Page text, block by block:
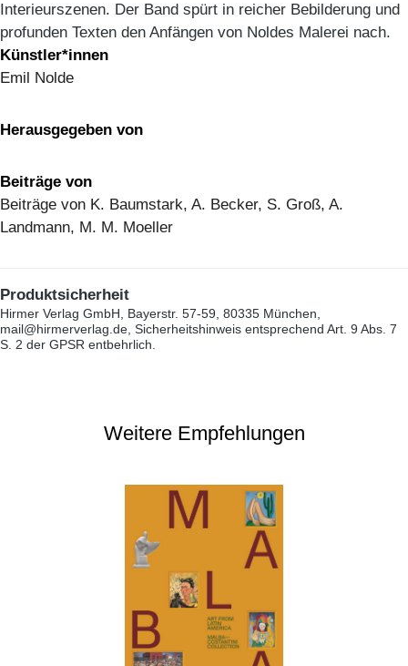
Interieurszenen. Der Band spürt in reicher Bebilderung und
profunden Texten den Anfängen von Noldes Malerei nach.
Künstler*innen
Emil Nolde
Herausgegeben von
Beiträge von
Beiträge von K. Baumstark, A. Becker, S. Groß, A.
Landmann, M. M. Moeller
Produktsicherheit
Hirmer Verlag GmbH, Bayerstr. 57-59, 80335 München,
mail@hirmerverlag.de, Sicherheitshinweis entsprechend Art. 9 Abs. 7
S. 2 der GPSR entbehrlich.
Weitere Empfehlungen